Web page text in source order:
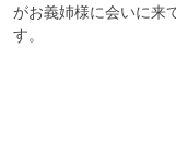
がお義姉様に会いに来
す。